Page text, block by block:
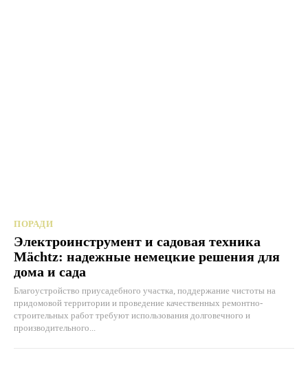
ПОРАДИ
Электроинструмент и садовая техника
Mächtz: надежные немецкие решения для
дома и сада
Благоустройство приусадебного участка, поддержание чистоты на
придомовой территории и проведение качественных ремонтно-
строительных работ требуют использования долговечного и
производительного...